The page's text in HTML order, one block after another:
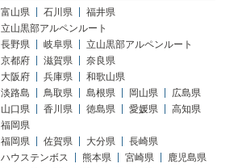
富山県 石川県
福井県
立山黒部アルペンルート
長野県 岐阜県
立山黒部アルペンルート
京都府 滋賀県
奈良県
大阪府 兵庫県
和歌山県
淡路島 鳥取県 島根県 岡山県
広島県
山口県
香川県 徳島県 愛媛県
高知県
福岡県
福岡県 佐賀県 大分県
長崎県
ハウステンボス
熊本県 宮崎県
鹿児島県